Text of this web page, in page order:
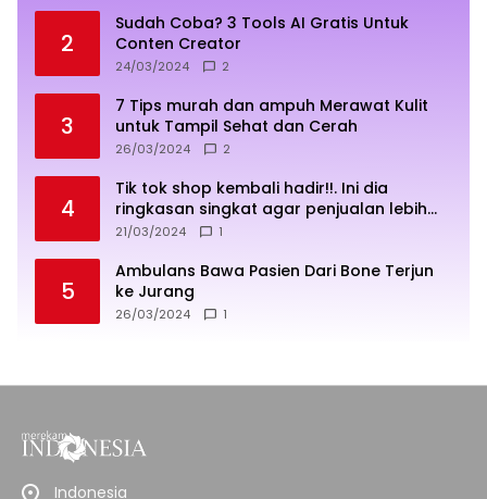
2
Sudah Coba? 3 Tools AI Gratis Untuk
Conten Creator
24/03/2024 2
3
7 Tips murah dan ampuh Merawat Kulit
untuk Tampil Sehat dan Cerah
26/03/2024 2
4
Tik tok shop kembali hadir!!. Ini dia
ringkasan singkat agar penjualan lebih
sukses
21/03/2024 1
5
Ambulans Bawa Pasien Dari Bone Terjun
ke Jurang
26/03/2024 1
Indonesia